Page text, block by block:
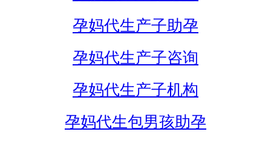
孕妈代生产子助孕
孕妈代生产子咨询
孕妈代生产子机构
孕妈代生包男孩助孕